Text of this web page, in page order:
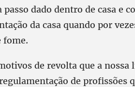
passo dado dentro de casa e
da casa quando por
fome.
de revolta que a
de profissões